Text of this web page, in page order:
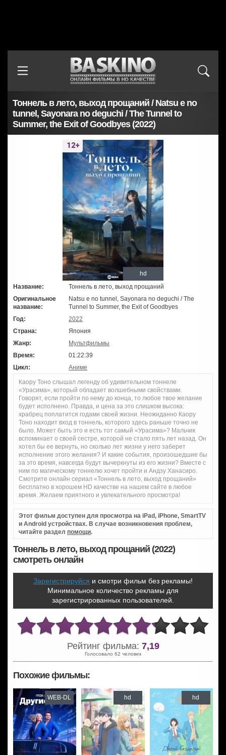
Тоннель в лето, выход прощаний / Natsu e no
tunnel, Sayonara no deguchi / The Tunnel to
Summer, the Exit of Goodbyes (2022)
hd
Название:
Тоннель в лето, выход прощаний
Оригинальное
название:
Natsu e no tunnel, Sayonara no deguchi / The
Tunnel to Summer, the Exit of Goodbyes
Год:
2022
Страна:
Япония
Жанр:
Мультфильмы
Время:
01:22:39
Цикл:
Аниме
Каору Тоно слышал легенду об удивительном тоннеле
«Урасима», который обладает волшебными свойствами.
Говорят, если пройти по нему до конца, то любое твое желание
будет исполнено. Правда, и цена за это слишком высока:
храбрец поплатится годами своей жизни. Неожиданно Каору
Тоно находит вход в тоннель, которого здесь раньше точно не
было. Может быть это и есть тот самый «Урасима»? Мальчик
вспоминает о своей сестре, которой не стало пять лет назад. Он
хотел бы ее вернуть, но сколько лет жизни у него заберет
исполнение этого желания? И какие события, произошедшие бы
за это время, навсегда будут вычеркнуты из его жизни? Вместе с
ним по магическому тоннелю хочет пройти и Андзу Ханасиро.
Смотрите онлайн сериал «Тоннель в лето, выход прощаний»
бесплатно в хорошем HD качестве на нашем сайте в любое
время. Желаем приятного и увлекательного просмотра!
Этот фильм доступен для просмотра на iPad, iPhone, SmartTV
и Android устройствах. В случае возникновения проблем,
читайте раздел помощи.
Тоннель в лето, выход прощаний (2022)
смотреть онлайн
Зарегистрируйся и смотри фильм без рекламы!
Минимальное количество рекламы для
зарегистрированных пользователей.
Рейтинг фильма: 7,19
Голосовало 62 человек
Похожие фильмы:
WEB-DL hd hd